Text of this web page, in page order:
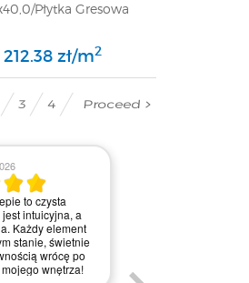
Płytka Gresowa
212.38 zł/m2
3 4 Proceed
to czysta
intuicyjna, a
Każdy element
stanie, świetnie
wrócę po
wnętrza!